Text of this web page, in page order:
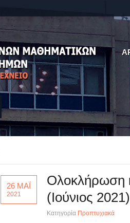
26 ΜΑΪ
2021
Ολοκλήρωση
(Ιούνιος 2021)
Κατηγορία Προπτυχιακά